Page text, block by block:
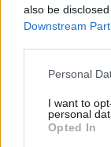
also be
Downstream
Please note
not limited to
grant or deny
use your data
Personal
I want to
personal
Opted In
prometna